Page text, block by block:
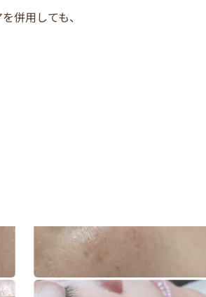
併用しても、